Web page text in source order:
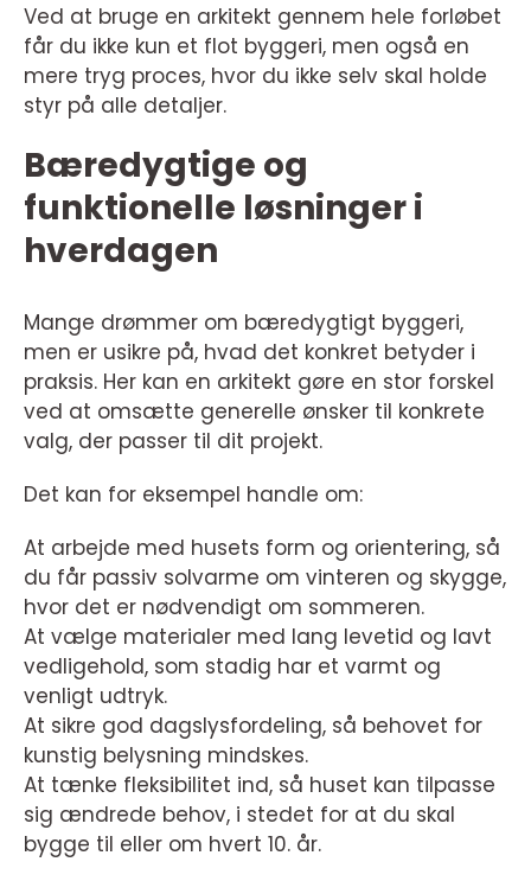
Ved at bruge en arkitekt gennem hele forløbet
får du ikke kun et flot byggeri, men også en
mere tryg proces, hvor du ikke selv skal holde
styr på alle detaljer.
Bæredygtige og
funktionelle løsninger i
hverdagen
Mange drømmer om bæredygtigt byggeri,
men er usikre på, hvad det konkret betyder i
praksis. Her kan en arkitekt gøre en stor forskel
ved at omsætte generelle ønsker til konkrete
valg, der passer til dit projekt.
Det kan for eksempel handle om:
At arbejde med husets form og orientering, så
du får passiv solvarme om vinteren og skygge,
hvor det er nødvendigt om sommeren.
At vælge materialer med lang levetid og lavt
vedligehold, som stadig har et varmt og
venligt udtryk.
At sikre god dagslysfordeling, så behovet for
kunstig belysning mindskes.
At tænke fleksibilitet ind, så huset kan tilpasse
sig ændrede behov, i stedet for at du skal
bygge til eller om hvert 10. år.